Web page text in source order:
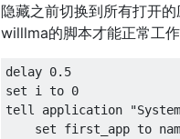
隐藏之前切换到所有打开
willlma的脚本才能正常工
delay 0.5
set i to 0
tell application
set first_app to